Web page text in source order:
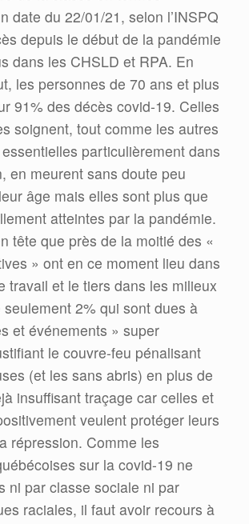
date du 22/01/21, selon l’INSPQ
depuis le début de la pandémie
dans les CHSLD et RPA. En
les personnes de 70 ans et plus
91% des décès covid-19. Celles
soignent, tout comme les autres
particulièrement dans
en meurent sans doute peu
âge mais elles sont plus que
atteintes par la pandémie.
tête que près de la moitié des «
» ont en ce moment lieu dans
travail et le tiers dans les milieux
2% qui sont dues à
et événements » super
le couvre-feu pénalisant
(et les sans abris) en plus de
insuffisant traçage car celles et
veulent protéger leurs
répression. Comme les
sur la covid-19 ne
ni par classe sociale ni par
raciales, il faut avoir recours à